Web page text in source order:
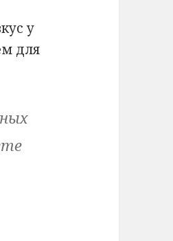
у
для